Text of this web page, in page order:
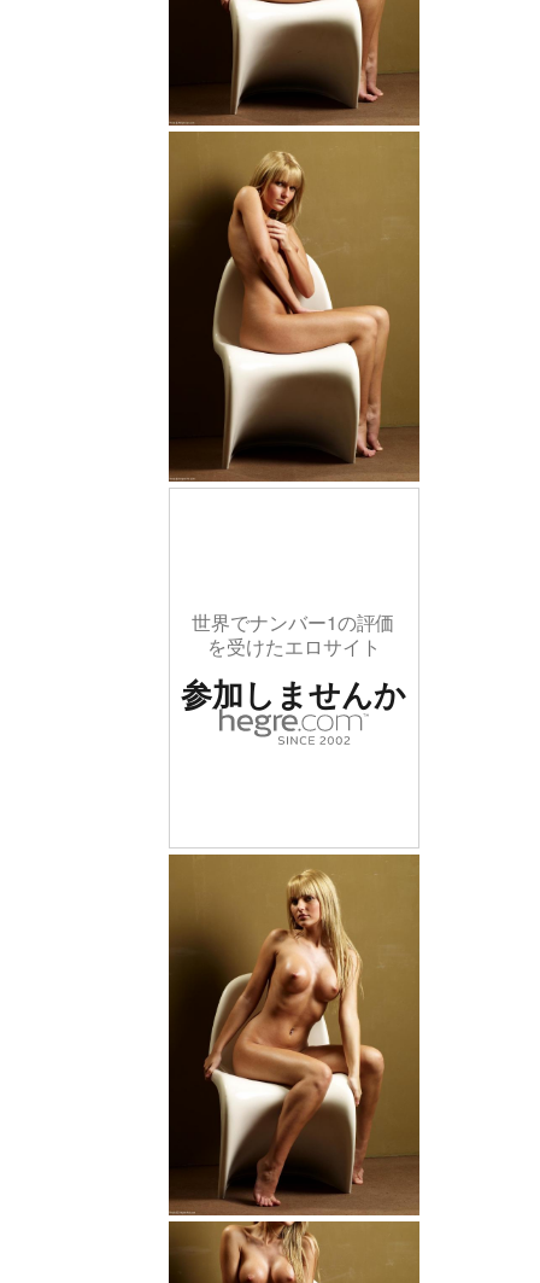
世界でナンバー1の評価
を受けたエロサイト
参加しませんか